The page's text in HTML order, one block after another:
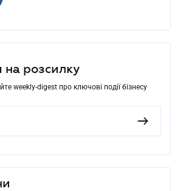
на розсилку
weekly-digest про ключові події бізнесу